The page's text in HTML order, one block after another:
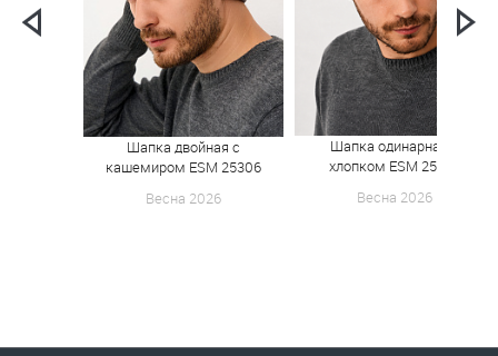
Шапка двойная с
кашемиром ESM 25306
Весна 2026
Шапка одинарная с
хлопком ESM 25304
Весна 2026